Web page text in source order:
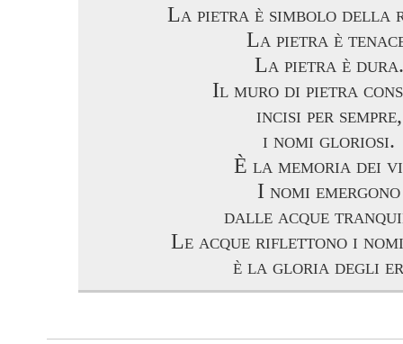
La pietra è simbolo della
La pietra è
La pietra è dura.
Il muro di pietra
incisi per sempre,
i nomi gloriosi.
È la memoria dei
I nomi emergono
dalle acque
Le acque riflettono i
è la gloria degli